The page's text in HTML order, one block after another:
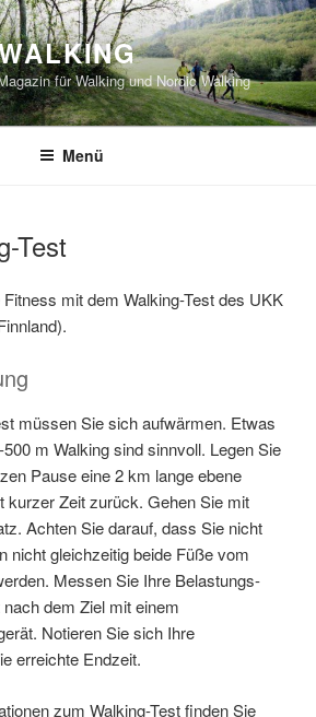
für Walking und Nordic Walking
Menü
Test
mit dem Walking-Test des UKK
müssen Sie sich aufwärmen. Etwas
m Walking sind sinnvoll. Legen Sie
Pause eine 2 km lange ebene
kurzer Zeit zurück. Gehen Sie mit
Achten Sie darauf, dass Sie nicht
nicht gleichzeitig beide Füße vom
Messen Sie Ihre Belastungs-
dem Ziel mit einem
Notieren Sie sich Ihre
erreichte Endzeit.
zum Walking-Test finden Sie